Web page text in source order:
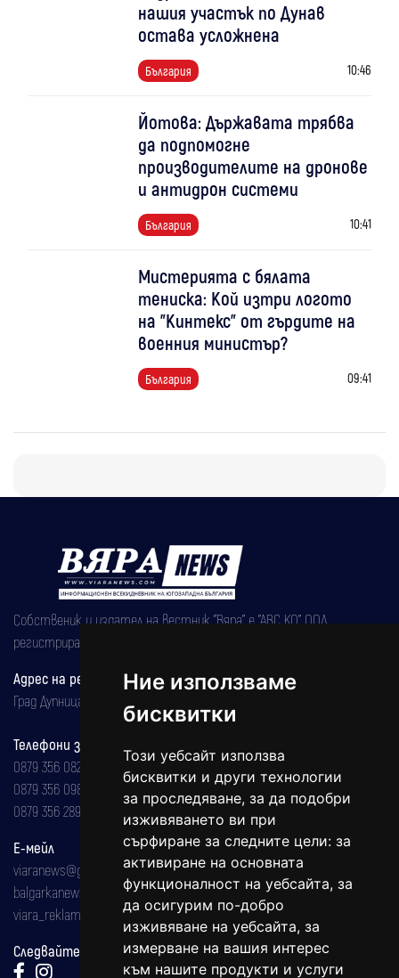
Ние използваме
бисквитки
Този уебсайт използва
бисквитки и други технологии
за проследяване, за да подобри
изживяването ви при
сърфиране за следните цели: за
активиране на основната
функционалност на уебсайта, за
да осигурим по-добро
изживяване на уебсайта, за
измерване на вашия интерес
към нашите продукти и услуги
нашия участък по Дунав
остава усложнена
България 10:46
Йотова: Държавата трябва
да подпомогне
производителите на дронове
и антидрон системи
България 10:41
Мистерията с бялата
тениска: Кой изтри логото
на "Кинтекс" от гърдите на
военния министър?
България 09:41
Собственик и издател на вестник "Вяра" е "АВС КО" ООД,
регистрирана на 08.05.2002 година.
Адрес на редакцията
Град Дупница, ул.''Христо Ботев" 43
Телефони за реклама и абонаменти
0879 356 082
0879 356 098
0879 356 289
Е-мейл
viaranews@gmail.com
balgarkanews@gmail.com
viara_reklama@mail.bg
Следвайте ни: